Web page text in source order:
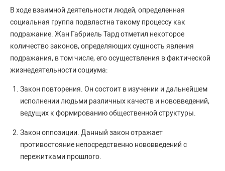
В ходе взаимной деятельности людей, определенная
социальная группа подвластна такому процессу как
подражание. Жан Габриель Тард отметил некоторое
количество законов, определяющих сущность явления
подражания, в том числе, его осуществления в фактической
жизнедеятельности социума:
Закон повторения. Он состоит в изучении и дальнейшем
исполнении людьми различных качеств и нововведений,
ведущих к формированию общественной структуры.
Закон оппозиции. Данный закон отражает
противостояние непосредственно нововведений с
пережитками прошлого.